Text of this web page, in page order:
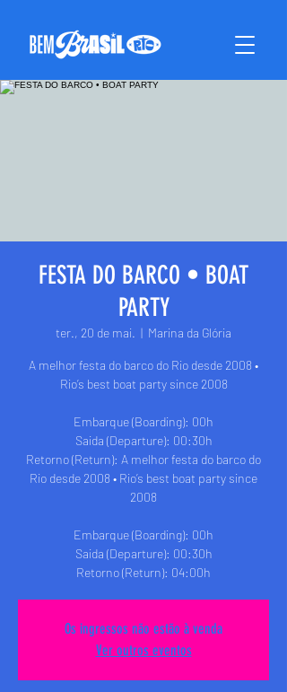
FESTA DO BARCO • BOAT
PARTY
ter., 20 de mai.
  |
Marina da Glória
A melhor festa do barco do Rio desde 2008 •
Rio’s best boat party since 2008
Embarque (Boarding): 00h
Saida (Departure): 00:30h
Retorno (Return): A melhor festa do barco do
Rio desde 2008 • Rio’s best boat party since
2008
Embarque (Boarding): 00h
Saida (Departure): 00:30h
Retorno (Return): 04:00h
Os ingressos não estão à venda
Ver outros eventos